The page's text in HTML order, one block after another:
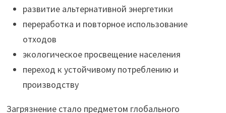
развитие альтернативной энергетики
переработка и повторное использование
отходов
экологическое просвещение населения
переход к устойчивому потреблению и
производству
Загрязнение стало предметом глобального